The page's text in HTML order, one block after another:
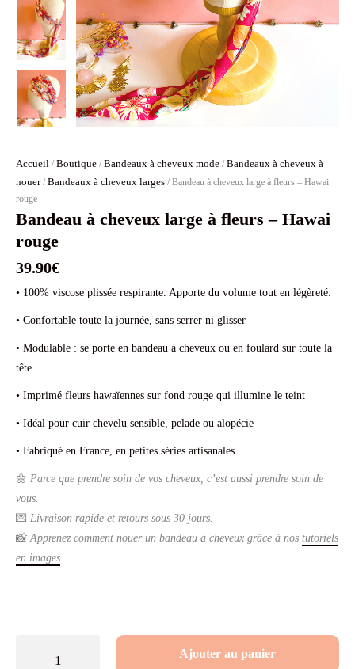
Accueil / Boutique / Bandeaux à cheveux mode / Bandeaux à cheveux à
nouer/ Bandeaux à cheveux larges / Bandeau à cheveux large à fleurs – Hawai
rouge
Bandeau à cheveux large à fleurs – Hawai
rouge
39.90€
• 100% viscose plissée respirante. Apporte du volume tout en légèreté.
• Confortable toute la journée, sans serrer ni glisser
• Modulable : se porte en bandeau à cheveux ou en foulard sur toute la
tête
• Imprimé fleurs hawaïennes sur fond rouge qui illumine le teint
• Idéal pour cuir chevelu sensible, pelade ou alopécie
• Fabriqué en France, en petites séries artisanales
🌼 Parce que prendre soin de vos cheveux, c’est aussi prendre soin de
vous.
💌 Livraison rapide et retours sous 30 jours.
📸 Apprenez comment nouer un bandeau à cheveux grâce à nos tutoriels
en images
Ajouter au panier